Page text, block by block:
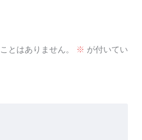
とはありません。 ※ が付いてい